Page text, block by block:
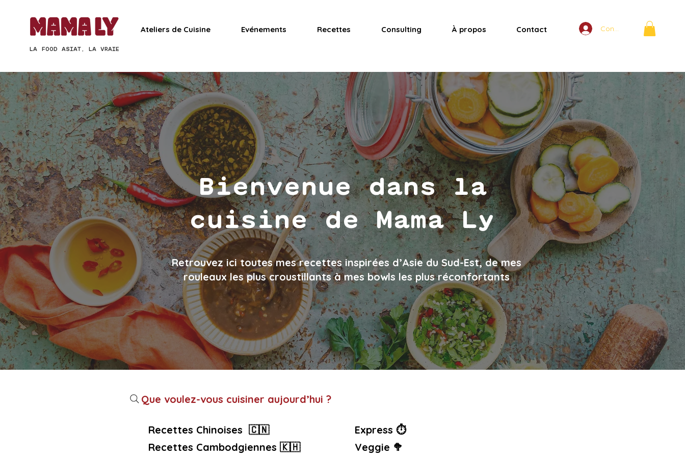
LA FOOD ASIAT, LA VRAIE
Ateliers de Cuisine Evénements Recettes Consulting À propos Contact Connexion
Bienvenue dans la
cuisine de Mama Ly
Retrouvez ici toutes mes recettes inspirées d’Asie du Sud-Est, de mes
rouleaux les plus croustillants à mes bowls les plus réconfortants
Que voulez-vous cuisiner aujourd’hui ?
Recettes Chinoises 🇨🇳
Recettes Cambodgiennes 🇰🇭
Express ⏱️
Veggie 🥦